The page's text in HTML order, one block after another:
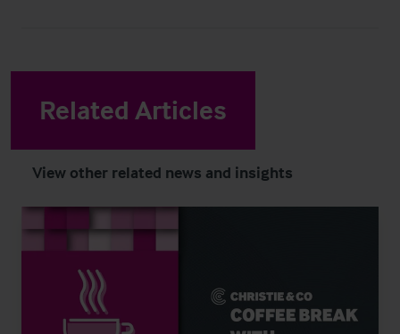
Related Articles
View other related news and insights